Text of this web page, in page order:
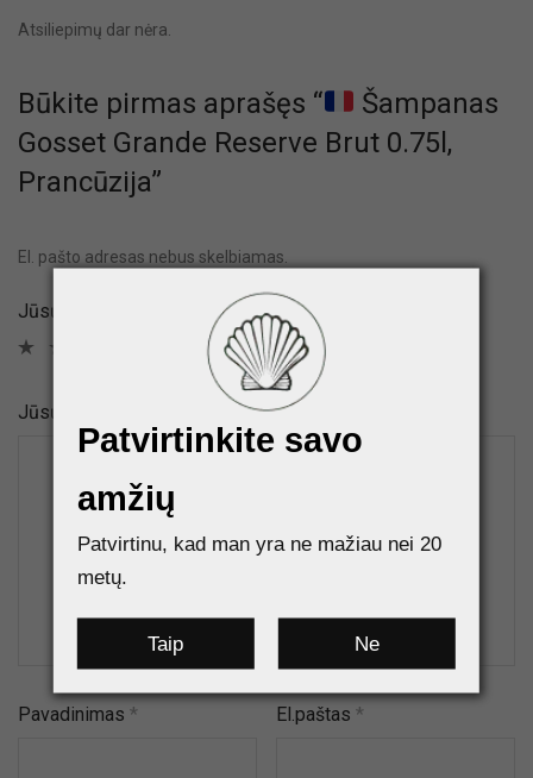
Atsiliepimų dar nėra.
Būkite pirmas aprašęs “
Šampanas
Gosset Grande Reserve Brut 0.75l,
Prancūzija”
El. pašto adresas nebus skelbiamas.
Jūsų įvertinimas
Jūsų atsiliepimas
Pavadinimas * El.paštas*
Patvirtinkite savo
amžių
Patvirtinu, kad man yra ne mažiau nei 20
metų.
Taip Ne